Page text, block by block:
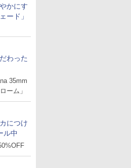
かにす
ード」
わった
35mm
ーム」
につけ
ル中